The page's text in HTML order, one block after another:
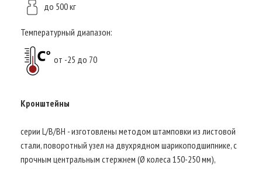
до 500 кг
Температурный диапазон:
от -25 до 70
Кронштейны
серии L/B/BH - изготовлены методом штамповки из листовой
стали, поворотный узел на двухрядном шарикоподшипнике, с
прочным центральным стержнем (Ø колеса 150-250 мм),